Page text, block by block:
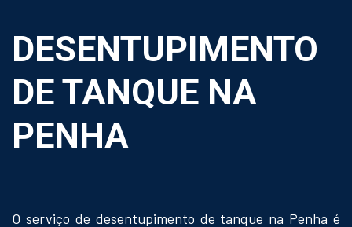
DESENTUPIMENTO
DE TANQUE NA
PENHA
O serviço de desentupimento de tanque na Penha é